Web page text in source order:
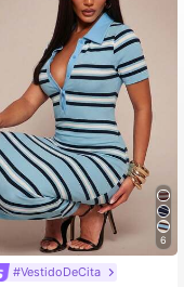
6
#VestidoDeCita